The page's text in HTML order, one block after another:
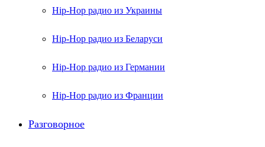
Hip-Hop радио из Украины
Hip-Hop радио из Беларуси
Hip-Hop радио из Германии
Hip-Hop радио из Франции
Разговорное